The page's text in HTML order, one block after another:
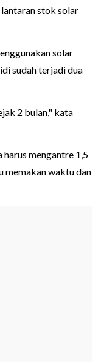
stok solar
solar
sudah terjadi dua
2 bulan," kata
mengantre 1,5
memakan waktu dan